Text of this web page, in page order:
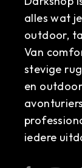
alles wat
outdoor,
Van
stevige
en
iedere